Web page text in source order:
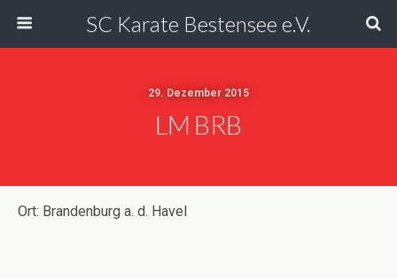
SC Karate Bestensee e.V.
29. Dezember 2015
LM BRB
Ort: Brandenburg a. d. Havel